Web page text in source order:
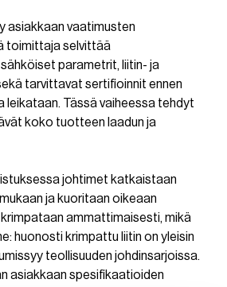
asiakkaan vaatimusten
toimittaja selvittää
parametrit, liitin- ja
tarvittavat sertifioinnit ennen
leikataan. Tässä vaiheessa tehdyt
koko tuotteen laadun ja
johtimet katkaistaan
ja kuoritaan oikeaan
ammattimaisesti, mikä
huonosti krimpattu liitin on yleisin
teollisuuden johdinsarjoissa.
asiakkaan spesifikaatioiden